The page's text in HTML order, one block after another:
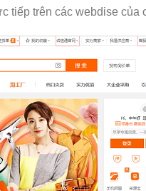
tiếp trên các webdise của